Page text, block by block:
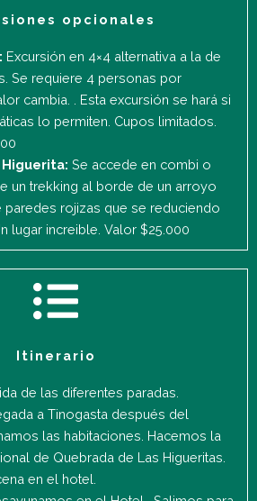
opcionales
Excursión en 4×4 alternativa a la de
Se requiere 4 personas por
cambia. . Esta excursión se hará si
lo permiten. Cupos limitados.
Se accede en combi o
un trekking al borde de un arroyo
paredes rojizas que se reduciendo
lugar increible. Valor $25.000
Itinerario
de las diferentes paradas.
a Tinogasta después del
las habitaciones. Hacemos la
de Quebrada de Las Higueritas.
en el hotel.